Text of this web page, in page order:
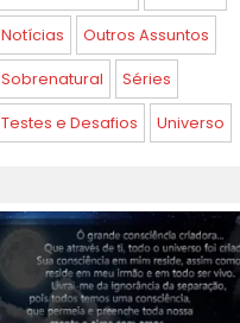
Notícias Outros Assuntos
Sobrenatural Séries
Testes e Desafios Universo